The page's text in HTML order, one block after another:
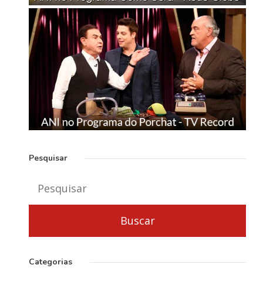
Pesquisar
Categorias